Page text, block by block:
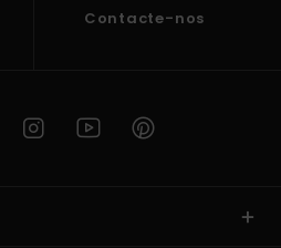
Contacte-nos